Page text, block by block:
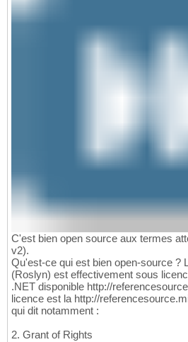
C'est bien open source aux termes
v2).
Qu'est-ce qui est bien open-source ?
(Roslyn) est effectivement sous
.NET disponible http://
licence est la http://
qui dit notamment :
2. Grant of Rights